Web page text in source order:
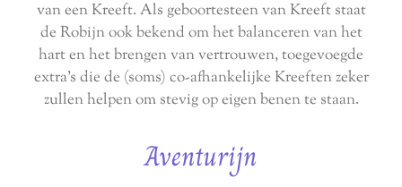
van een Kreeft. Als geboortesteen van Kreeft staat
de Robijn ook bekend om het balanceren van het
hart en het brengen van vertrouwen, toegevoegde
extra's die de (soms) co-afhankelijke Kreeften zeker
zullen helpen om stevig op eigen benen te staan.
Aventurijn